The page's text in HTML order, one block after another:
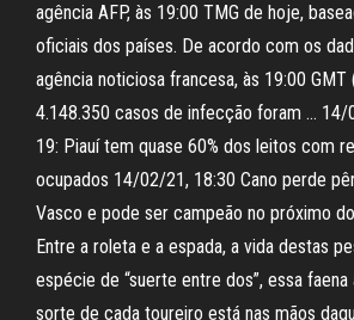
agência AFP, às 19:00 TMG de hoje,
oficiais dos países. De acordo com os
agência noticiosa francesa, às 19:00
4.148.350 casos de infecção foram … 14/
19: Piauí tem quase 60% dos leitos com
ocupados 14/02/21, 18:30 Cano perde
Vasco e pode ser campeão no próximo
Entre a roleta e a espada, a vida destas
espécie de “suerte entre dos”, essa
sorte de cada toureiro está nas mãos